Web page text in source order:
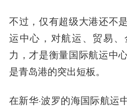
不过，仅有超级大港还不
运中心，对航运、贸易
力，才是衡量国际航运中
是青岛港的突出短板。
在新华·波罗的海国际航运